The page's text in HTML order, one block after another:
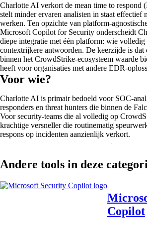
Charlotte AI verkort de mean time to respond
stelt minder ervaren analisten in staat effectief
werken. Ten opzichte van platform-
Microsoft Copilot for Security onderscheidt
diepe integratie met één platform: wie
contextrijkere antwoorden. De keerzijde is dat
binnen het CrowdStrike-ecosysteem waarde
heeft voor organisaties met andere EDR-
Voor wie?
Charlotte AI is primair bedoeld voor SOC-
responders en threat hunters die binnen de
Voor security-teams die al volledig op
krachtige versneller die routinematig
respons op incidenten aanzienlijk verkort.
Andere tools in deze
Copilot